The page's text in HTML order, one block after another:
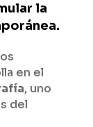
la
en el
, uno
del